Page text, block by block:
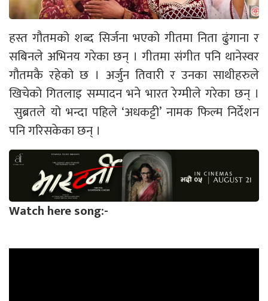
हस्त गौतमको शब्द सिर्जना भएको गीतमा निता ढुंगाना र
सबिनले अभिनय गरेका छन् । गीतमा संगीत पनि थानेस्वर
गौतमकै रहेको छ । अर्जुन तिवारी र उनका साथीहरुले
खिचेको गितलाइ सम्पादन भने भारत रेग्मीले गरेका छन् ।
सुब्रतले यो भन्दा पहिले ‘अधकट्टी’ नामक फिल्म निर्देशन
पनि गरिसकेका छन् ।
Watch here song:-